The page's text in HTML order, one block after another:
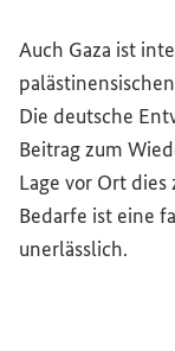
Auch Gaza ist
Die deutsche
Beitrag zum
Lage vor Ort
Bedarfe ist eine
unerlässlich.